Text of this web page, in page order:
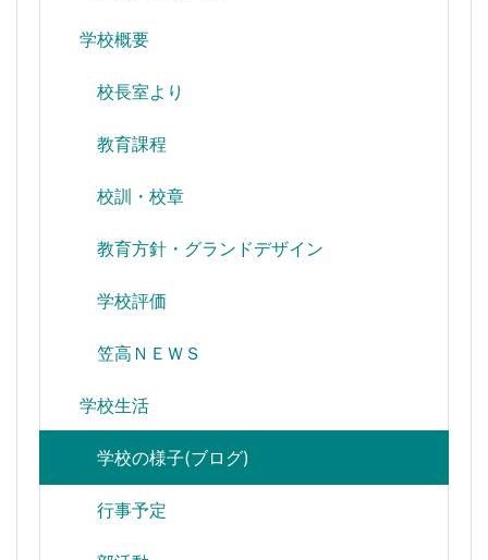
学校概要
校長室より
教育課程
校訓・校章
教育方針・グランドデザイン
学校評価
笠高ＮＥＷＳ
学校生活
学校の様子(ブログ)
行事予定